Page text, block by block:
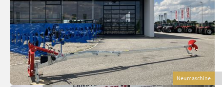
Neumaschine